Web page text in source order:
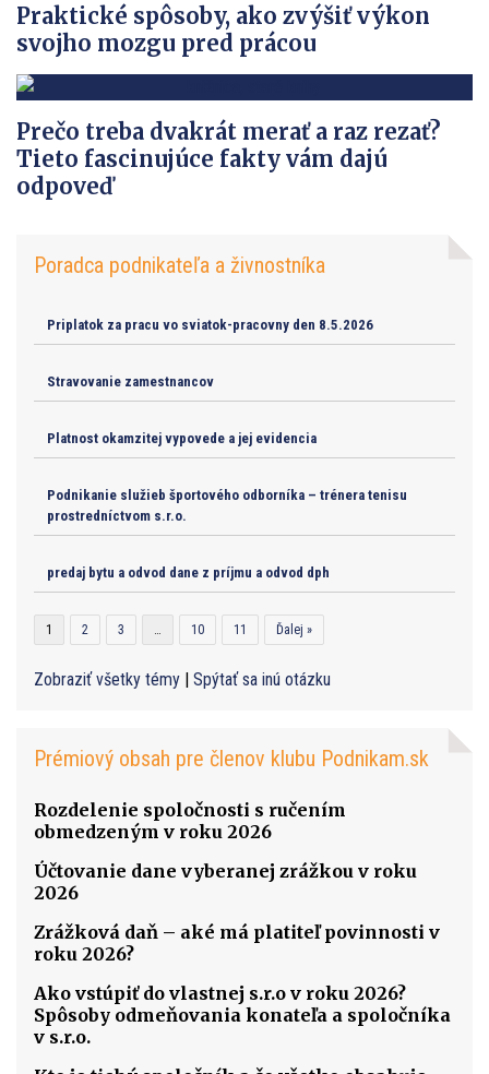
Praktické spôsoby, ako zvýšiť výkon
svojho mozgu pred prácou
Prečo treba dvakrát merať a raz rezať?
Tieto fascinujúce fakty vám dajú
odpoveď
Poradca podnikateľa a živnostníka
Priplatok za pracu vo sviatok-pracovny den 8.5.2026
Stravovanie zamestnancov
Platnost okamzitej vypovede a jej evidencia
Podnikanie služieb športového odborníka – trénera tenisu
prostredníctvom s.r.o.
predaj bytu a odvod dane z príjmu a odvod dph
1 2 3 … 10 11 Ďalej »
Zobraziť všetky témy | Spýtať sa inú otázku
Prémiový obsah pre členov klubu Podnikam.sk
Rozdelenie spoločnosti s ručením
obmedzeným v roku 2026
Účtovanie dane vyberanej zrážkou v roku
2026
Zrážková daň – aké má platiteľ povinnosti v
roku 2026?
Ako vstúpiť do vlastnej s.r.o v roku 2026?
Spôsoby odmeňovania konateľa a spoločníka
v s.r.o.